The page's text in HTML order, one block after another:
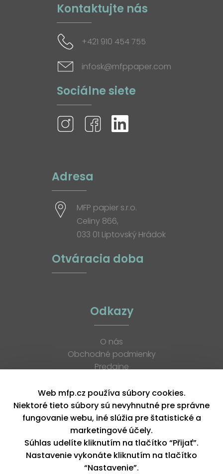
Kontaktujte nás
+421 910 454 755
infosk@mfppaper.com
Sociálne siete
Adresa
MFP papier s.r.o.
Celiny 866,
033 01 Liptovský Hrádok
Otváracia doba
Odkazy
O nás
Obchodné podmienky
Predajne
K stiahnutiu
Blog
Kontakt
Kariéra
XML feed
Copyright © 2026, MFP paper s. r. o. | Všetky práva vyhradené
Web mfp.cz používa súbory cookies.
Niektoré tieto súbory sú nevyhnutné pre správne
fungovanie webu, iné slúžia pre štatistické a
marketingové účely.
Súhlas udelíte kliknutím na tlačítko “Přijať”.
Nastavenie vykonáte kliknutím na tlačítko
“Nastavenie”.